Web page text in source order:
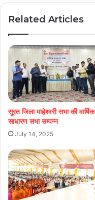
Related Articles
सूरत जिला माहेश्वरी सभा की वार्षिक
साधारण सभा सम्पन्न
July 14, 2025